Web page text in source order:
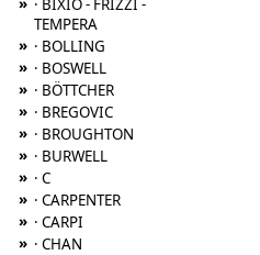
· BIXIO - FRIZZI -
TEMPERA
» · BOLLING
» · BOSWELL
» · BÖTTCHER
» · BREGOVIC
» · BROUGHTON
» · BURWELL
» · C
» · CARPENTER
» · CARPI
» · CHAN